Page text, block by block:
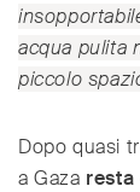
acqua pulita
piccolo
Dopo quasi
a Gaza